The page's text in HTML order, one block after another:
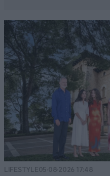
LIFESTYLE05·08·2026 17:48